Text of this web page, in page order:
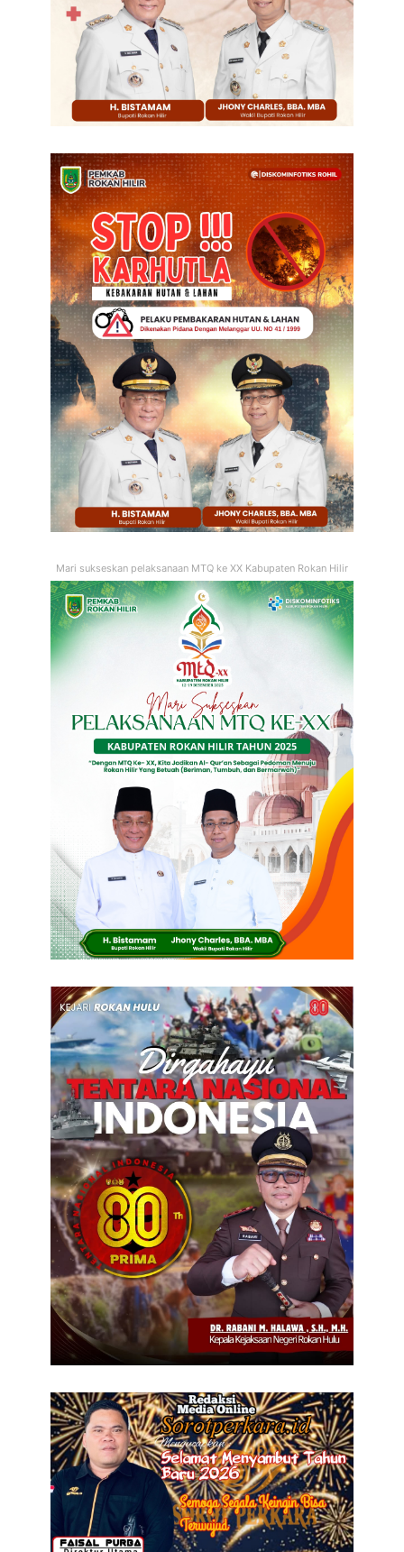
Mari sukseskan pelaksanaan MTQ ke XX Kabupaten Rokan Hilir